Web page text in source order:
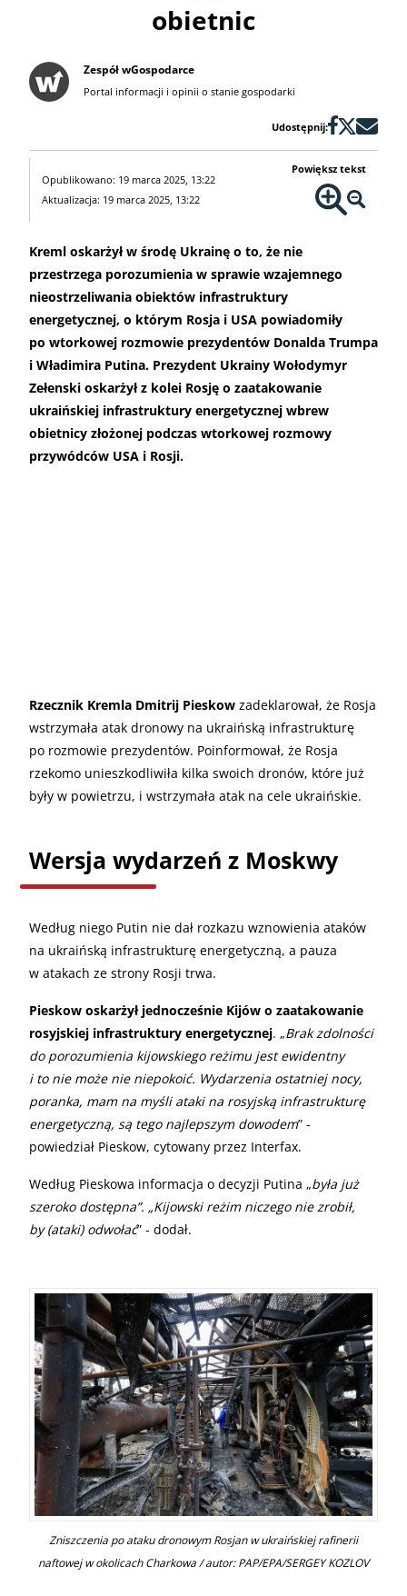
obietnic
Zespół wGospodarce
Portal informacji i opinii o stanie gospodarki
Udostępnij:
Opublikowano: 19 marca 2025, 13:22
Aktualizacja: 19 marca 2025, 13:22
Powiększ tekst
Kreml oskarżył w środę Ukrainę o to, że nie
przestrzega porozumienia w sprawie wzajemnego
nieostrzeliwania obiektów infrastruktury
energetycznej, o którym Rosja i USA powiadomiły
po wtorkowej rozmowie prezydentów Donalda Trumpa
i Władimira Putina. Prezydent Ukrainy Wołodymyr
Zełenski oskarżył z kolei Rosję o zaatakowanie
ukraińskiej infrastruktury energetycznej wbrew
obietnicy złożonej podczas wtorkowej rozmowy
przywódców USA i Rosji.
Rzecznik Kremla Dmitrij Pieskow zadeklarował, że Rosja
wstrzymała atak dronowy na ukraińską infrastrukturę
po rozmowie prezydentów. Poinformował, że Rosja
rzekomo unieszkodliwiła kilka swoich dronów, które już
były w powietrzu, i wstrzymała atak na cele ukraińskie.
Wersja wydarzeń z Moskwy
Według niego Putin nie dał rozkazu wznowienia ataków
na ukraińską infrastrukturę energetyczną, a pauza
w atakach ze strony Rosji trwa.
Pieskow oskarżył jednocześnie Kijów o zaatakowanie
rosyjskiej infrastruktury energetycznej. „Brak zdolności
do porozumienia kijowskiego reżimu jest ewidentny
i to nie może nie niepokoić. Wydarzenia ostatniej nocy,
poranka, mam na myśli ataki na rosyjską infrastrukturę
energetyczną, są tego najlepszym dowodem” -
powiedział Pieskow, cytowany przez Interfax.
Według Pieskowa informacja o decyzji Putina „była już
szeroko dostępna”. „Kijowski reżim niczego nie zrobił,
by (ataki) odwołać” - dodał.
Zniszczenia po ataku dronowym Rosjan w ukraińskiej rafinerii
naftowej w okolicach Charkowa / autor: PAP/EPA/SERGEY KOZLOV